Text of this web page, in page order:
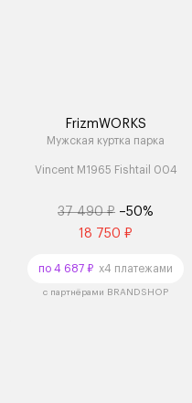
FrizmWORKS
Мужская куртка парка
Vincent M1965 Fishtail 004
37 490 ₽ –50%
18 750 ₽
по 4 687 ₽ x4 платежами
с партнёрами BRANDSHOP